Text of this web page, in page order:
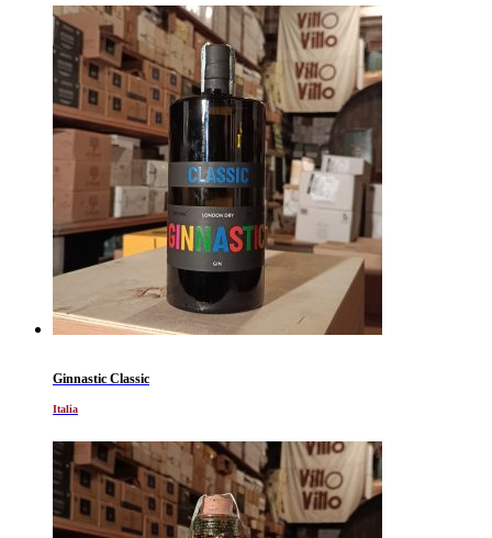
Ginnastic Classic
Italia